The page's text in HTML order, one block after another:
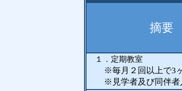
摘要
１．定期教室
※毎月２回以上で3
※見学者及び同伴者